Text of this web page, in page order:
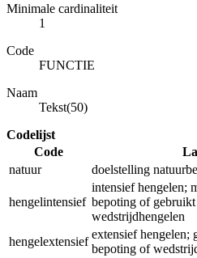
Minimale cardinaliteit
1
Code
FUNCTIE
Naam
Tekst(50)
Codelijst
Code
natuur
doelstelling
hengelintensief
intensief hengelen;
bepoting of
wedstrijdhengelen
hengelextensief
extensief hengelen;
bepoting of